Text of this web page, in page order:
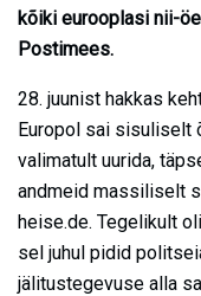
kõiki eurooplasi nii-
Postimees.
28. juunist hakkas
Europol sai sisuliselt
valimatult uurida,
andmeid massiliselt
heise.de. Tegelikult
sel juhul pidid
jälitustegevuse alla